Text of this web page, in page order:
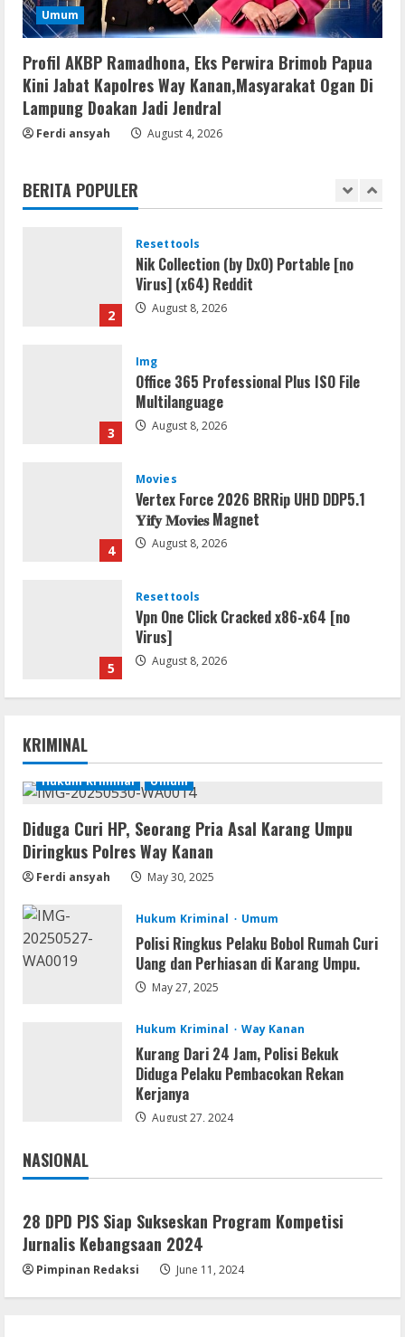
Umum
Profil AKBP Ramadhona, Eks Perwira Brimob Papua
Kini Jabat Kapolres Way Kanan,Masyarakat Ogan Di
Lampung Doakan Jadi Jendral
Ferdi ansyah August 4, 2026
BERITA POPULER
5
Resettools
Vpn One Click Cracked x86-x64 [no
August 8, 2026
1
Img
Office 2019 LTSC Professional Plus
2
Resettools
Nik Collection (by DxO) Portable [no
Virus] (x64) Reddit
August 8, 2026
3
Img
Office 365 Professional Plus ISO File
Multilanguage
August 8, 2026
4
Movies
Vertex Force 2026 BRRip UHD DDP5.1
𝐘𝐢𝐟𝐲 𝐌𝐨𝐯𝐢𝐞𝐬 Magnet
August 8, 2026
5
Resettools
Vpn One Click Cracked x86-x64 [no
Virus]
August 8, 2026
1 August 8, 2026
Resettools
Nik Collection (by DxO) Portable [no
Virus] (x64) Reddit
Img
Office 365 Professional Plus ISO File
Multilanguage
Movies
Vertex Force 2026 BRRip UHD DDP5.1
𝐘𝐢𝐟𝐲 𝐌𝐨𝐯𝐢𝐞𝐬 Magnet
5
Virus]
August 8, 2026
KRIMINAL
Hukum Kriminal Umum
Diduga Curi HP, Seorang Pria Asal Karang Umpu
Diringkus Polres Way Kanan
Ferdi ansyah May 30, 2025
Hukum Kriminal Umum
Polisi Ringkus Pelaku Bobol Rumah Curi
Uang dan Perhiasan di Karang Umpu.
May 27, 2025
Hukum Kriminal Way Kanan
Kurang Dari 24 Jam, Polisi Bekuk
Diduga Pelaku Pembacokan Rekan
Kerjanya
August 27, 2024
NASIONAL
Jakarta
28 DPD PJS Siap Sukseskan Program Kompetisi
Jurnalis Kebangsaan 2024
Pimpinan Redaksi June 11, 2024